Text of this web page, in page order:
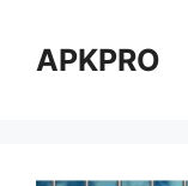
contentAPKPRO